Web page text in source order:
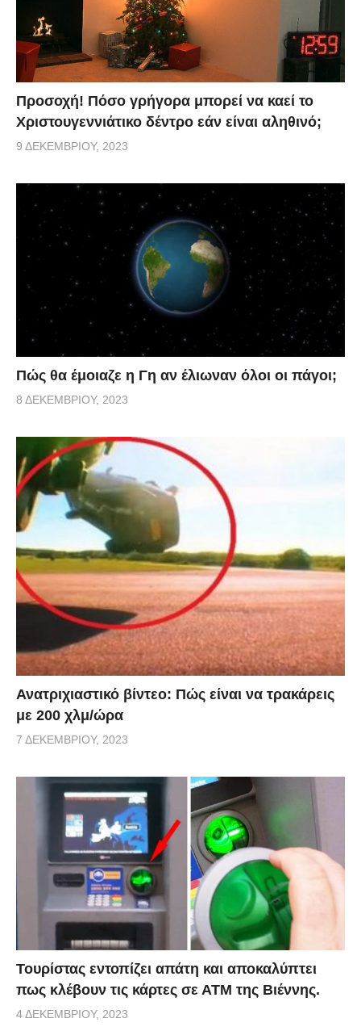
Προσοχή! Πόσο γρήγορα μπορεί να καεί το
Χριστουγεννιάτικο δέντρο εάν είναι αληθινό;
9 ΔΕΚΕΜΒΡΊΟΥ, 2023
Πώς θα έμοιαζε η Γη αν έλιωναν όλοι οι πάγοι;
8 ΔΕΚΕΜΒΡΊΟΥ, 2023
Ανατριχιαστικό βίντεο: Πώς είναι να τρακάρεις
με 200 χλμ/ώρα
7 ΔΕΚΕΜΒΡΊΟΥ, 2023
Τουρίστας εντοπίζει απάτη και αποκαλύπτει
πως κλέβουν τις κάρτες σε ΑΤΜ της Βιέννης.
4 ΔΕΚΕΜΒΡΊΟΥ, 2023